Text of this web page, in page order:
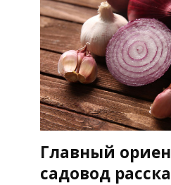
Главный
садовод